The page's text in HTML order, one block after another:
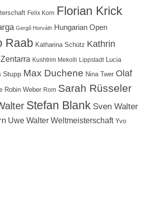
Felix Korn Florian Krick
Gergő Horváth Hungarian Open
Raab Katharina Schütz Kathrin
Kushtrim Mekolli Lippstadt Lucia
Stupp Max Duchene Nina Twer Olaf
Robin Weber Rom Sarah Rüsseler
Stefan Blank Sven Walter
Uwe Walter Weltmeisterschaft Yvo